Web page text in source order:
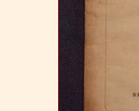
Zu den Angeboten
Widerrufsbelehrung